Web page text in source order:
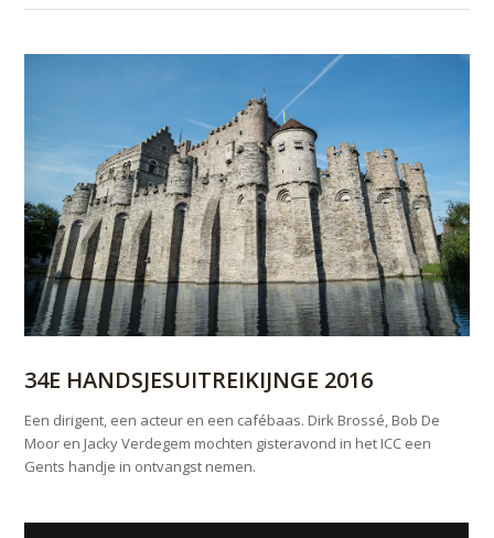
34E HANDSJESUITREIKIJNGE 2016
Een dirigent, een acteur en een cafébaas. Dirk Brossé, Bob De
Moor en Jacky Verdegem mochten gisteravond in het ICC een
Gents handje in ontvangst nemen.